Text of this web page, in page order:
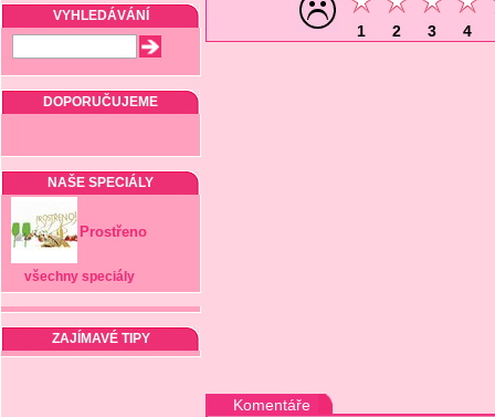
VYHLEDÁVÁNÍ
DOPORUČUJEME
NAŠE SPECIÁLY
Prostřeno
všechny speciály
ZAJÍMAVÉ TIPY
1 2 3 4
Komentáře